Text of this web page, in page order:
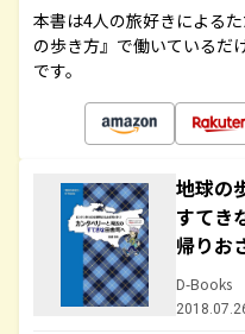
本書は4人の旅好きによる
の歩き方』で働いているだ
です。
地球の
すてき
帰りお
D-Books